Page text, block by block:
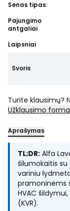
Senas tipas:
Pajungimo
antgaliai
Laipsniai
Svoris
Turite klausimų?
Užklausimo forma
Aprašymas
TL;DR: Alfa
šilumokaitis
variniu
pramoninėms
HVAC
(KVR).